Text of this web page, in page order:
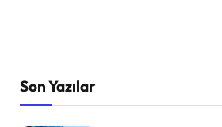
Son Yazılar